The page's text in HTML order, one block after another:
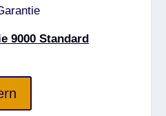
9000 Standard